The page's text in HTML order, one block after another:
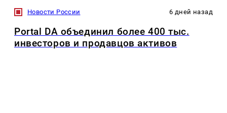
Новости России 6 дней назад
Portal DA объединил более 400 тыс.
инвесторов и продавцов активов